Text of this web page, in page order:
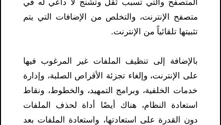
المتصفح والتي تسبب ثقل وتشنج لا داعي له في
متصفح الإنترنت، والتخلص من الإضافات التي يتم
تثبيتها تلقائياً من الإنترنت.
بالإضافة إلى تنظيف الملفات غير المرغوب فيها
على الإنترنت، وإلغاء تجزئة الأقراص الصلبة، وإدارة
خدمات الخلفية، وبرامج التمهيد، والخطوط، ونقاط
استعادة النظام، هناك أيضًا أداة لحذف الملفات
دون القدرة على استعادتها، واستعادة الملفات بعد